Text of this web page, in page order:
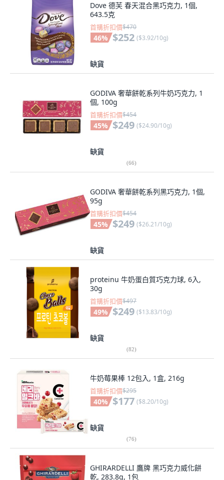
Dove 德芙 春天混合黑巧克力, 1個,
643.5克
首購折扣價$470
46% $252 ($3.92/10g)
缺貨
GODIVA 奢華餅乾系列牛奶巧克力, 1
個, 100g
首購折扣價$454
45% $249 ($24.90/10g)
缺貨
(66)
GODIVA 奢華餅乾系列黑巧克力, 1個,
95g
首購折扣價$454
45% $249 ($26.21/10g)
缺貨
proteinu 牛奶蛋白質巧克力球, 6入,
30g
首購折扣價$497
49% $249 ($13.83/10g)
缺貨
(82)
牛奶莓果棒 12包入, 1盒, 216g
首購折扣價$295
40% $177 ($8.20/10g)
缺貨
(76)
GHIRARDELLI 鷹牌 黑巧克力威化餅
乾, 283.8g, 1包